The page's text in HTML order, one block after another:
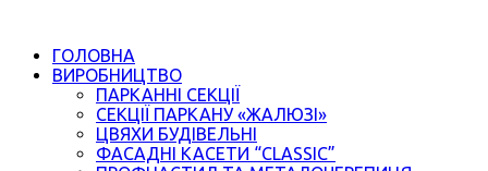
ГОЛОВНА
ВИРОБНИЦТВО
ПАРКАННІ СЕКЦІЇ
СЕКЦІЇ ПАРКАНУ «ЖАЛЮЗІ»
ЦВЯХИ БУДІВЕЛЬНІ
ФАСАДНІ КАСЕТИ “CLASSIC”